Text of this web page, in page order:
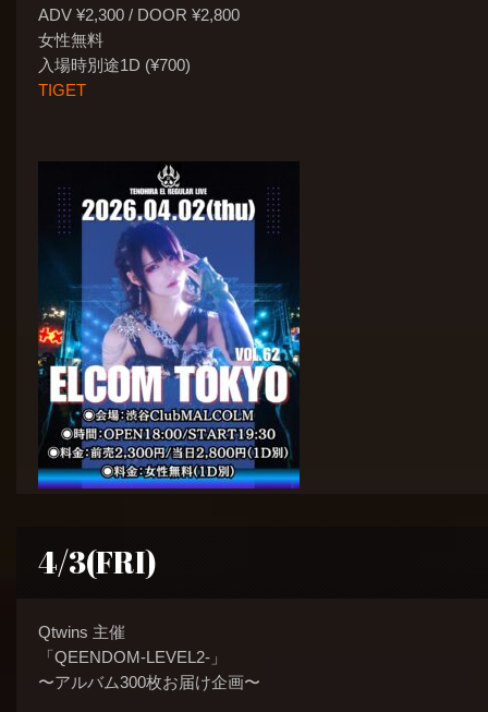
ADV ¥2,300 / DOOR ¥2,800
女性無料
入場時別途1D (¥700)
TIGET
4/3(FRI)
Qtwins 主催
「QEENDOM-LEVEL2-」
〜アルバム300枚お届け企画〜